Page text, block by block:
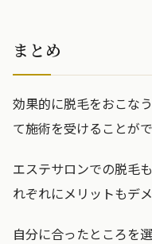
まとめ
効果的に脱毛をおこな
て施術を受けることがで
エステサロンでの脱毛
れぞれにメリットもデ
自分に合ったところを